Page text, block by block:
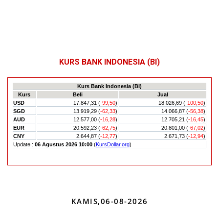
KURS BANK INDONESIA (BI)
KAMIS,06-08-2026